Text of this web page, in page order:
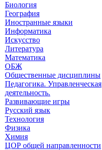
Биология
География
Иностранные языки
Информатика
Искусство
Литература
Математика
ОБЖ
Общественные дисциплины
Педагогика. Управленческая
деятельность.
Развивающие игры
Русский язык
Технология
Физика
Химия
ЦОР общей направленности